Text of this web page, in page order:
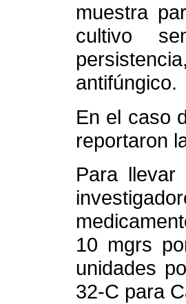
muestra
cultivo
antifúngico.
En el caso
reportaron
Para
10 mgrs
unidades
32-C para